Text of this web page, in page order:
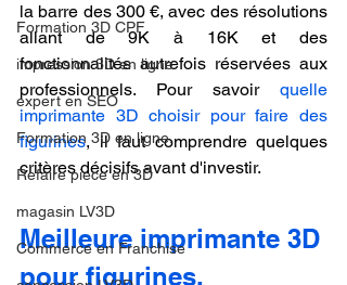
Formation 3D CPF
impression 3D en ligne
expert en SEO
Formation 3D en ligne.
Refaire piece en 3D
magasin LV3D
Commerce en Franchise
la barre des 300 €, avec des résolutions
allant de 9K à 16K et des
fonctionnalités autrefois réservées aux
professionnels. Pour savoir quelle
imprimante 3D choisir pour faire des
figurines, il faut comprendre quelques
critères décisifs avant d'investir.
Meilleure imprimante 3D
pour figurines.